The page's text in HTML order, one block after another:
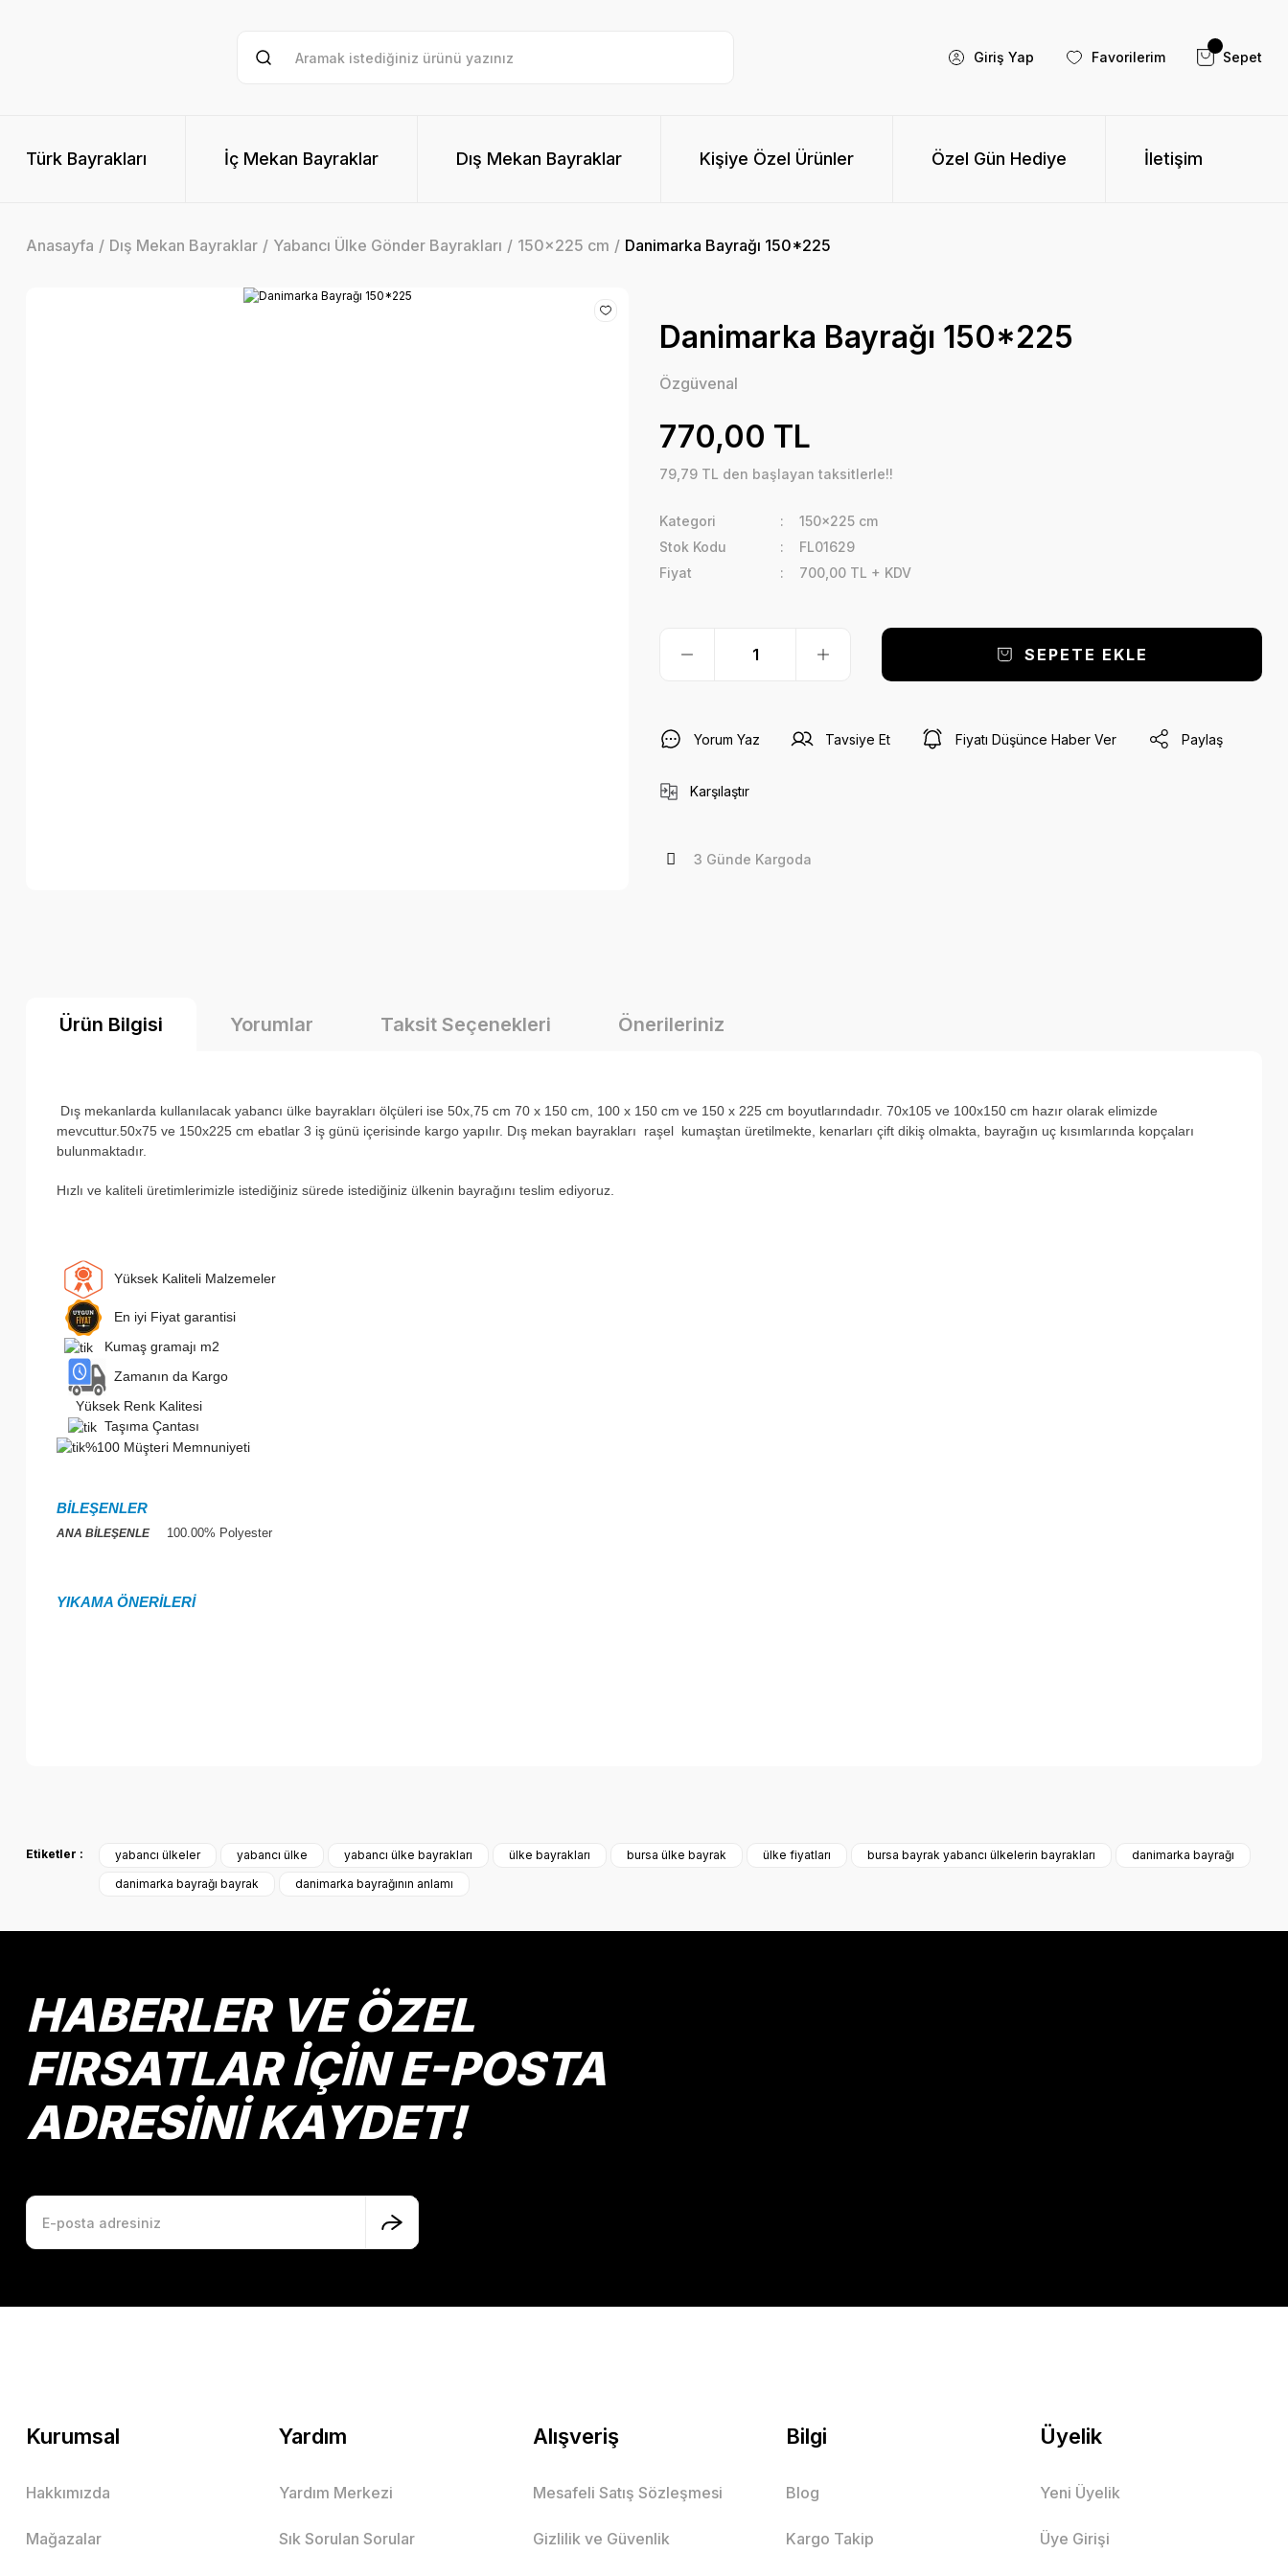
Giriş Yap Favorilerim Sepet
Türk Bayrakları İç Mekan Bayraklar Dış Mekan Bayraklar Kişiye Özel Ürünler Özel Gün Hediye İletişim
Anasayfa Dış Mekan Bayraklar Yabancı Ülke Gönder Bayrakları 150x225 cm Danimarka Bayrağı 150*225
Danimarka Bayrağı 150*225
Özgüvenal
770,00 TL
79,79 TL den başlayan taksitlerle!!
Kategori
150x225 cm
Stok Kodu
FL01629
Fiyat
700,00 TL + KDV
SEPETE EKLE
Yorum Yaz Tavsiye Et Fiyatı Düşünce Haber Ver Paylaş
Karşılaştır
3 Günde Kargoda
Ürün Bilgisi Yorumlar Taksit Seçenekleri Önerileriniz
Dış mekanlarda kullanılacak yabancı ülke bayrakları ölçüleri ise 50x,75 cm 70 x 150 cm, 100 x 150 cm ve 150 x 225 cm boyutlarındadır. 70x105 ve 100x150 cm hazır olarak elimizde
mevcuttur.50x75 ve 150x225 cm ebatlar 3 iş günü içerisinde kargo yapılır. Dış mekan bayrakları raşel kumaştan üretilmekte, kenarları çift dikiş olmakta, bayrağın uç kısımlarında kopçaları
bulunmaktadır.
Hızlı ve kaliteli üretimlerimizle istediğiniz sürede istediğiniz ülkenin bayrağını teslim ediyoruz.
Yüksek Kaliteli Malzemeler
En iyi Fiyat garantisi
Kumaş gramajı m2
Zamanın da Kargo
Yüksek Renk Kalitesi
Taşıma Çantası
%100 Müşteri Memnuniyeti
BİLEŞENLER
ANA BİLEŞENLE 100.00% Polyester
YIKAMA ÖNERİLERİ
Etiketler : yabancı ülkeler yabancı ülke yabancı ülke bayrakları ülke bayrakları bursa ülke bayrak ülke fiyatları bursa bayrak yabancı ülkelerin bayrakları
danimarka bayrağı
danimarka bayrağı bayrak
danimarka bayrağının anlamı
HABERLER VE ÖZEL
FIRSATLAR İÇİN E-POSTA
ADRESİNİ KAYDET!
Kurumsal
Hakkımızda
Mağazalar
Yardım
Yardım Merkezi
Sık Sorulan Sorular
Alışveriş
Mesafeli Satış Sözleşmesi
Gizlilik ve Güvenlik
Bilgi
Blog
Kargo Takip
Üyelik
Yeni Üyelik
Üye Girişi